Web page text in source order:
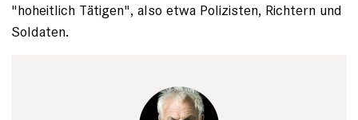
"hoheitlich Tätigen", also etwa Polizisten, Richtern und
Soldaten.